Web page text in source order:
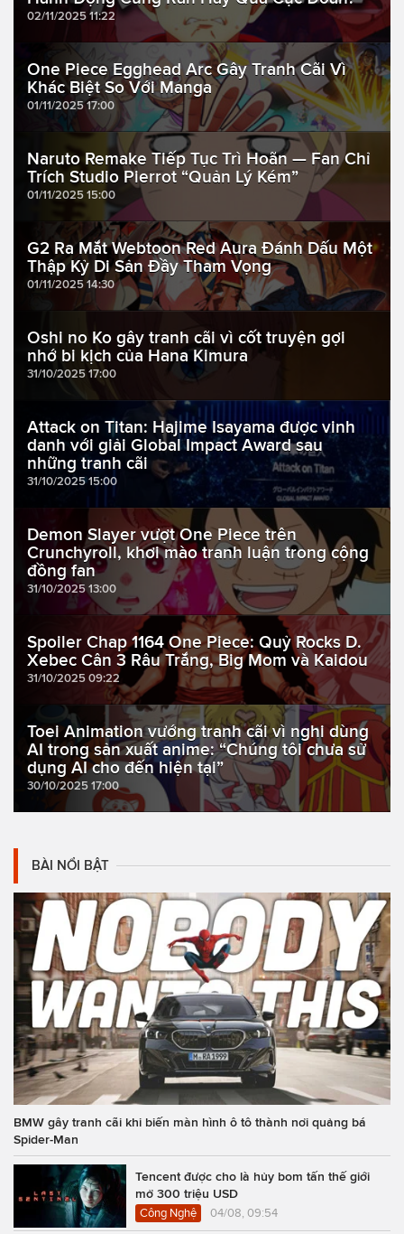
02/11/2025 11:22
One Piece Egghead Arc Gây Tranh Cãi Vì
Khác Biệt So Với Manga
01/11/2025 17:00
Naruto Remake Tiếp Tục Trì Hoãn — Fan Chỉ
Trích Studio Pierrot “Quản Lý Kém”
01/11/2025 15:00
G2 Ra Mắt Webtoon Red Aura Đánh Dấu Một
Thập Kỷ Di Sản Đầy Tham Vọng
01/11/2025 14:30
Oshi no Ko gây tranh cãi vì cốt truyện gợi
nhớ bi kịch của Hana Kimura
31/10/2025 17:00
Attack on Titan: Hajime Isayama được vinh
danh với giải Global Impact Award sau
những tranh cãi
31/10/2025 15:00
Demon Slayer vượt One Piece trên
Crunchyroll, khơi mào tranh luận trong cộng
đồng fan
31/10/2025 13:00
Spoiler Chap 1164 One Piece: Quỷ Rocks D.
Xebec Cân 3 Râu Trắng, Big Mom và Kaidou
31/10/2025 09:22
Toei Animation vướng tranh cãi vì nghi dùng
AI trong sản xuất anime: “Chúng tôi chưa sử
dụng AI cho đến hiện tại”
30/10/2025 17:00
BÀI NỔI BẬT
BMW gây tranh cãi khi biến màn hình ô tô thành nơi quảng bá
Spider-Man
Tencent được cho là hủy bom tấn thế giới
mở 300 triệu USD
Công Nghệ 04/08, 09:54